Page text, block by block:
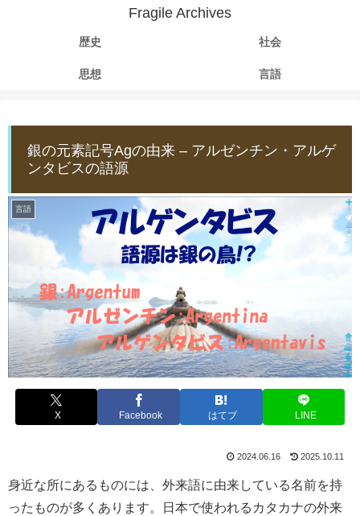
Fragile Archives
歴史 社会
思想 言語
銀の元素記号Agの由来 – アルゼンチン・アルゲ
ンタビスの語源
言語
X Facebook はてブ LINE
2024.06.16 2025.10.11
身近な所にあるものには、外来語に由来している名前を持
ったものが多くあります。日本で使われるカタカナの外来